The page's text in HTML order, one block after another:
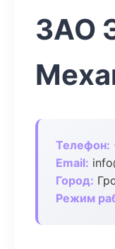
ЗАО
Телефон:
Email:
Город:
Режим